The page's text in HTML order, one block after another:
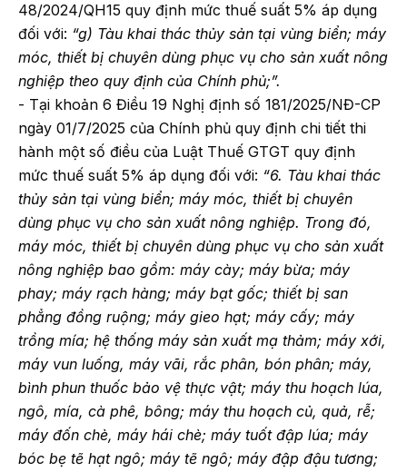
48/2024/QH15 quy định mức thuế suất 5% áp dụng
đối với: “g) Tàu khai thác thủy sản tại vùng biển; máy
móc, thiết bị chuyên dùng phục vụ cho sản xuất nông
nghiệp theo quy định của Chính phủ;”.
- Tại khoản 6 Điều 19 Nghị định số 181/2025/NĐ-CP
ngày 01/7/2025 của Chính phủ quy định chi tiết thi
hành một số điều của Luật Thuế GTGT quy định
mức thuế suất 5% áp dụng đối với: “6. Tàu khai thác
thủy sản tại vùng biển; máy móc, thiết bị chuyên
dùng phục vụ cho sản xuất nông nghiệp. Trong đó,
máy móc, thiết bị chuyên dùng phục vụ cho sản xuất
nông nghiệp bao gồm: máy cày; máy bừa; máy
phay; máy rạch hàng; máy bạt gốc; thiết bị san
phẳng đồng ruộng; máy gieo hạt; máy cấy; máy
trồng mía; hệ thống máy sản xuất mạ thảm; máy xới,
máy vun luống, máy vãi, rắc phân, bón phân; máy,
bình phun thuốc bảo vệ thực vật; máy thu hoạch lúa,
ngô, mía, cà phê, bông; máy thu hoạch củ, quả, rễ;
máy đốn chè, máy hái chè; máy tuốt đập lúa; máy
bóc bẹ tẽ hạt ngô; máy tẽ ngô; máy đập đậu tương;